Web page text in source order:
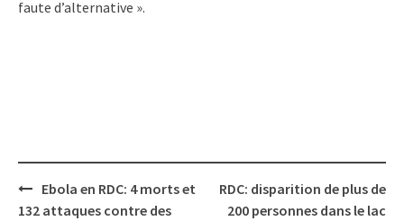
faute d’alternative ».
Post
navigation
Ebola en RDC: 4 morts et
132 attaques contre des
RDC: disparition de plus de
200 personnes dans le lac